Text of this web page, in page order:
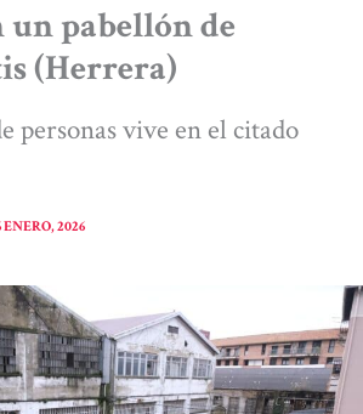
un pabellón de
(Herrera)
personas vive en el citado
ENERO, 2026